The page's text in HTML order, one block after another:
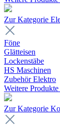
Zur Kategorie
Föne
Glätteisen
Lockenstäbe
HS Maschinen
Zubehör Elektro
Weitere
Zur Kategorie